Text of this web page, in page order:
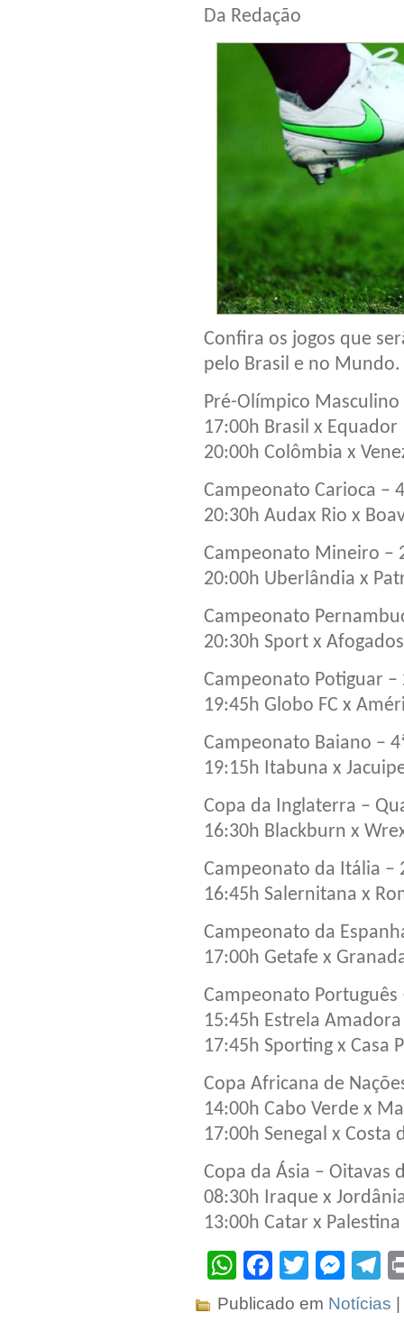
Da Redação
Confira os jogos que
pelo Brasil e no Mundo.
Pré-Olímpico
17:00h Brasil x Equador
20:00h Colômbia x
Campeonato Carioca –
20:30h Audax Rio x
Campeonato Mineiro –
20:00h Uberlândia x
Campeonato
20:30h Sport x Afogados
Campeonato Potiguar –
19:45h Globo FC x
Campeonato Baiano –
19:15h Itabuna x
Copa da Inglaterra –
16:30h Blackburn x
Campeonato da Itália –
16:45h Salernitana x
Campeonato da
17:00h Getafe x
Campeonato Português
15:45h Estrela
17:45h Sporting x Casa
Copa Africana de
14:00h Cabo Verde x
17:00h Senegal x Costa
Copa da Ásia – Oitavas
08:30h Iraque x
13:00h Catar x Palestina
WhatsApp
Facebook
Twitter
Publicado em Notícias |